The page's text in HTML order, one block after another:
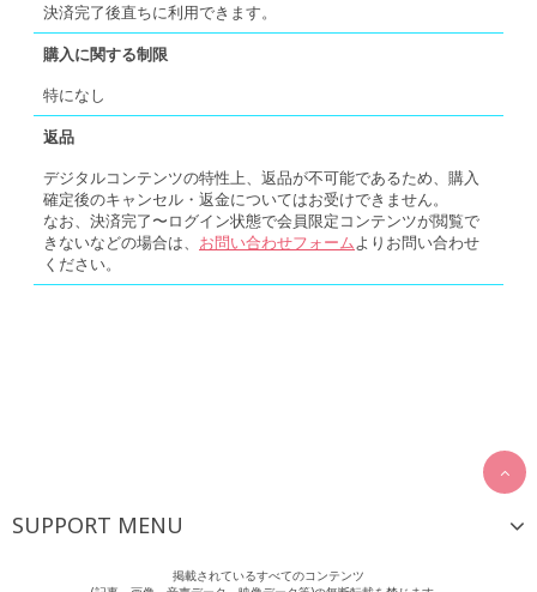
決済完了後直ちに利用できます。
購入に関する制限
特になし
返品
デジタルコンテンツの特性上、返品が不可能であるため、購入
確定後のキャンセル・返金についてはお受けできません。
なお、決済完了〜ログイン状態で会員限定コンテンツが閲覧で
きないなどの場合は、 お問い合わせフォームよりお問い合わせ
ください。
SUPPORT MENU
掲載されているすべてのコンテンツ